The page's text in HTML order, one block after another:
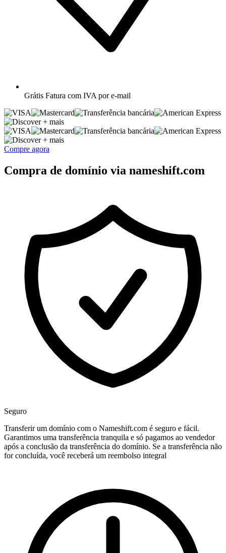
Grátis Fatura com IVA por e-mail
+ mais
+ mais
Compre agora
Compra de domínio via nameshift.com
Seguro
Transferir um domínio com o Nameshift.com é seguro e fácil.
Garantimos uma transferência tranquila e só pagamos ao vendedor
após a conclusão da transferência do domínio. Se a transferência não
for concluída, você receberá um reembolso integral